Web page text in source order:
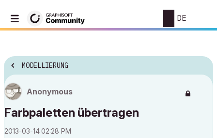
DE
MODELLIERUNG
Anonymous
Farbpaletten übertragen
‎2013-03-1402:28 PM